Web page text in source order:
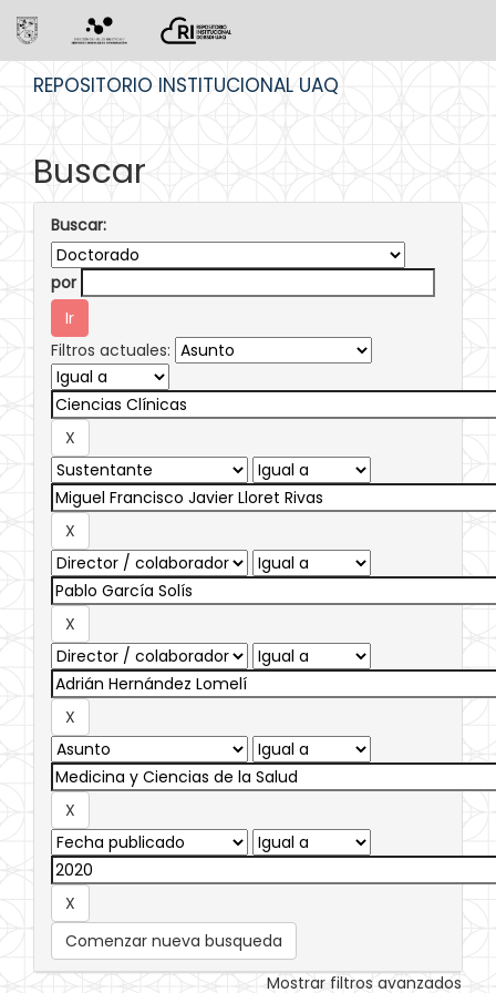
REPOSITORIO INSTITUCIONAL UAQ
Buscar
Buscar:
por
Filtros actuales:
Comenzar nueva busqueda
Mostrar filtros avanzados